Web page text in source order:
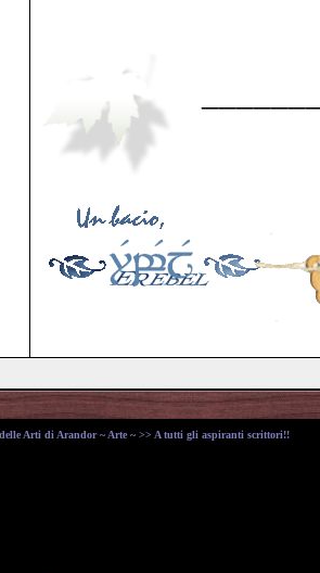
Arti di Arandor ~ Arte ~ >> A tutti gli aspiranti scrittori!!